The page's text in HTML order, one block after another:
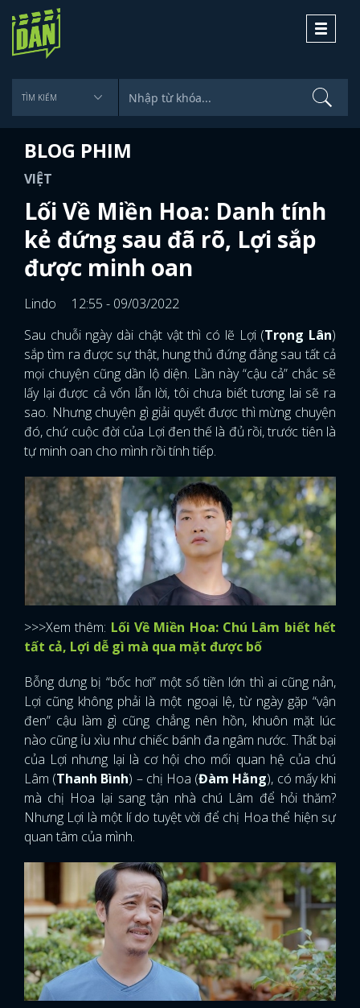
Toggle
BLOG PHIM
VIỆT
Lối Về Miền Hoa: Danh tính
kẻ đứng sau đã rõ, Lợi sắp
được minh oan
Lindo
12:55 - 09/03/2022
Sau chuỗi ngày dài chật vật thì có lẽ Lợi (Trọng Lân)
sắp tìm ra được sự thật, hung thủ đứng đằng sau tất cả
mọi chuyện cũng dần lộ diện. Lần này “cậu cả” chắc sẽ
lấy lại được cả vốn lẫn lời, tôi chưa biết tương lai sẽ ra
sao. Nhưng chuyện gì giải quyết được thì mừng chuyện
đó, chứ cuộc đời của Lợi đen thế là đủ rồi, trước tiên là
tự minh oan cho mình rồi tính tiếp.
>>>Xem thêm: Lối Về Miền Hoa: Chú Lâm biết hết
tất cả, Lợi dễ gì mà qua mặt được bố
Bỗng dưng bị “bốc hơi” một số tiền lớn thì ai cũng nản,
Lợi cũng không phải là một ngoại lệ, từ ngày gặp “vận
đen” cậu làm gì cũng chẳng nên hồn, khuôn mặt lúc
nào cũng ỉu xìu như chiếc bánh đa ngâm nước. Thất bại
của Lợi nhưng lại là cơ hội cho mối quan hệ của chú
Lâm (Thanh Bình) – chị Hoa (Đàm Hằng), có mấy khi
mà chị Hoa lại sang tận nhà chú Lâm để hỏi thăm?
Nhưng Lợi là một lí do tuyệt vời để chị Hoa thể hiện sự
quan tâm của mình.